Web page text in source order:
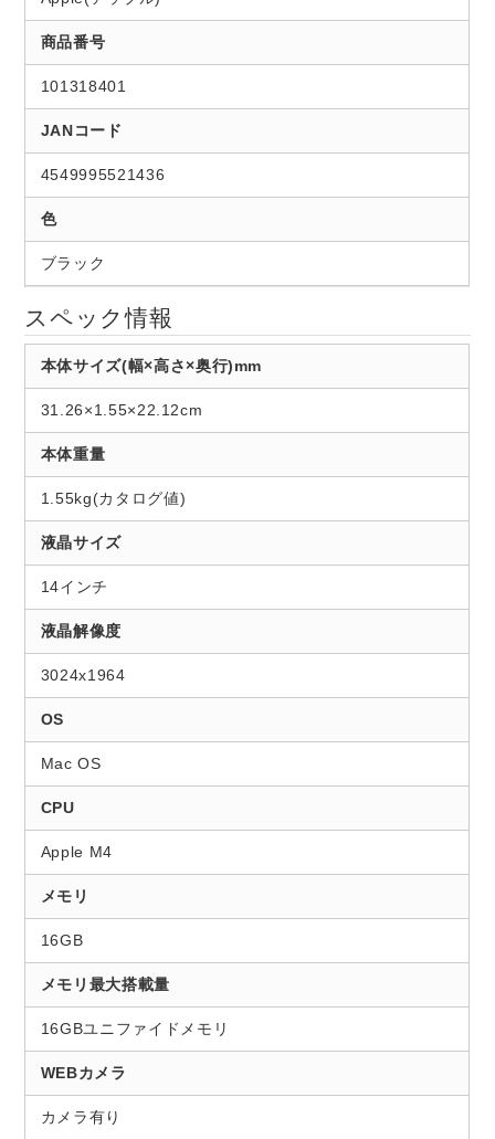
商品番号
101318401
JANコード
4549995521436
色
ブラック
スペック情報
本体サイズ(幅×高さ×奥行)mm
31.26×1.55×22.12cm
本体重量
1.55kg(カタログ値)
液晶サイズ
14インチ
液晶解像度
3024x1964
OS
Mac OS
CPU
Apple M4
メモリ
16GB
メモリ最大搭載量
16GBユニファイドメモリ
WEBカメラ
カメラ有り